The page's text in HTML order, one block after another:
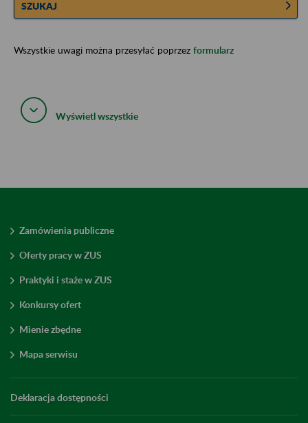
SZUKAJ
Wszystkie uwagi można przesyłać poprzez formularz
Wyświetl wszystkie
Zamówienia publiczne
Oferty pracy w ZUS
Praktyki i staże w ZUS
Konkursy ofert
Mienie zbędne
Mapa serwisu
Deklaracja dostępności